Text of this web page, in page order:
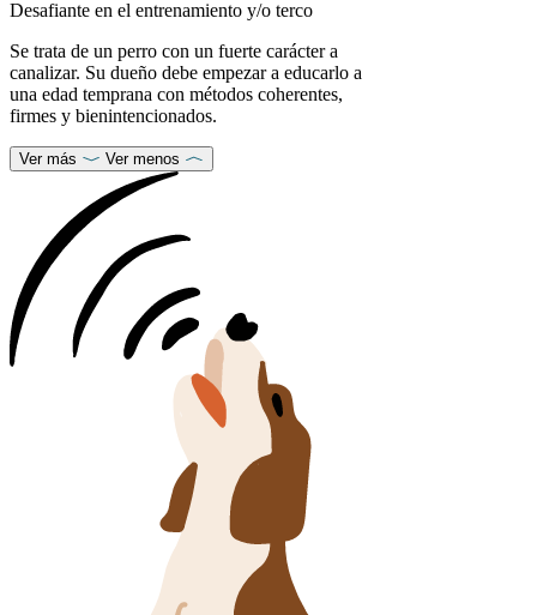
Desafiante en el entrenamiento y/o terco
Se trata de un perro con un fuerte carácter a
canalizar. Su dueño debe empezar a educarlo a
una edad temprana con métodos coherentes,
firmes y bienintencionados.
Ver más Ver menos